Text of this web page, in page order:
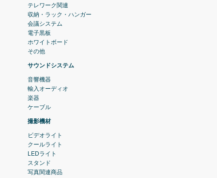
テレワーク関連
収納・ラック・ハンガー
会議システム
電子黒板
ホワイトボード
その他
サウンドシステム
音響機器
輸入オーディオ
楽器
ケーブル
撮影機材
ビデオライト
クールライト
LEDライト
スタンド
写真関連商品